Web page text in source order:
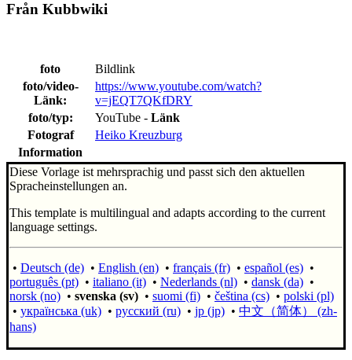
Från Kubbwiki
foto
Bildlink
foto/video-
Länk:
https://www.youtube.com/watch?
v=jEQT7QKfDRY
foto/typ:
YouTube - Länk
Fotograf
Heiko Kreuzburg
Information
Diese Vorlage ist mehrsprachig und passt sich den aktuellen
Spracheinstellungen an.
This template is multilingual and adapts according to the current
language settings.
• Deutsch (de) • English (en) • français (fr) • español (es) •
português (pt) • italiano (it) • Nederlands (nl) • dansk (da) •
norsk (no) • svenska (sv) • suomi (fi) • čeština (cs) • polski (pl)
• українська (uk) • русский (ru) • jp (jp) • 中文（简体）‎ (zh-
hans)